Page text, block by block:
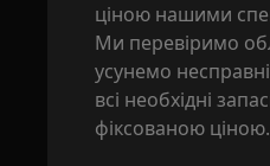
ціною нашими
Ми перевіримо
усунемо
всі необхідні
фіксованою ціною.